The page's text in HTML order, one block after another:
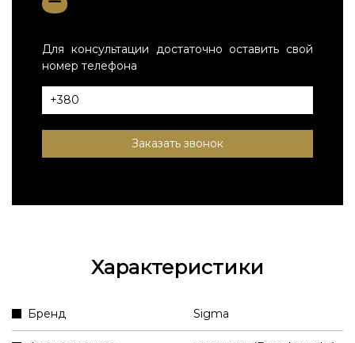
Для консультации достаточно оставить свой
номер телефона
Заказать звонок
Характеристики
Бренд Sigma